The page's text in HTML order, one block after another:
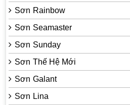
Sơn Rainbow
Sơn Seamaster
Sơn Sunday
Sơn Thế Hệ Mới
Sơn Galant
Sơn Lina